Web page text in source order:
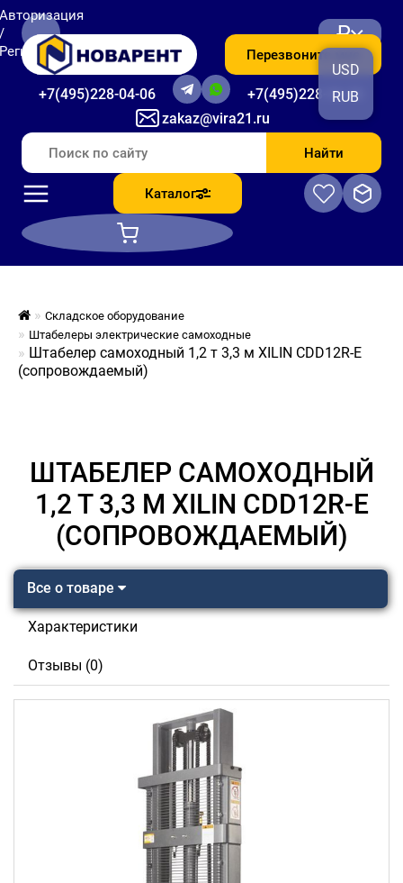
zakaz@vira21.ru
+7(495)228-04-06 +7(495)228-06-56
Перезвоните мне
₽
USD
RUB
Найти
Каталог
Складское оборудование
Штабелеры электрические самоходные
Штабелер самоходный 1,2 т 3,3 м XILIN CDD12R-E
(сопровождаемый)
ШТАБЕЛЕР САМОХОДНЫЙ
1,2 Т 3,3 М XILIN CDD12R-E
(СОПРОВОЖДАЕМЫЙ)
Все о товаре
Характеристики
Отзывы (0)